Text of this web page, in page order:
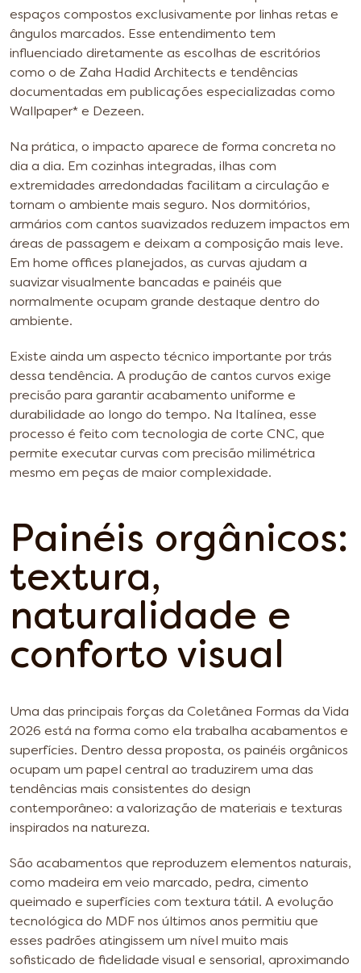
espaços compostos exclusivamente por linhas retas e
ângulos marcados. Esse entendimento tem
influenciado diretamente as escolhas de escritórios
como o de Zaha Hadid Architects e tendências
documentadas em publicações especializadas como
Wallpaper* e Dezeen.
Na prática, o impacto aparece de forma concreta no
dia a dia. Em cozinhas integradas, ilhas com
extremidades arredondadas facilitam a circulação e
tornam o ambiente mais seguro. Nos dormitórios,
armários com cantos suavizados reduzem impactos em
áreas de passagem e deixam a composição mais leve.
Em home offices planejados, as curvas ajudam a
suavizar visualmente bancadas e painéis que
normalmente ocupam grande destaque dentro do
ambiente.
Existe ainda um aspecto técnico importante por trás
dessa tendência. A produção de cantos curvos exige
precisão para garantir acabamento uniforme e
durabilidade ao longo do tempo. Na Italínea, esse
processo é feito com tecnologia de corte CNC, que
permite executar curvas com precisão milimétrica
mesmo em peças de maior complexidade.
Painéis orgânicos:
textura,
naturalidade e
conforto visual
Uma das principais forças da Coletânea Formas da Vida
2026 está na forma como ela trabalha acabamentos e
superfícies. Dentro dessa proposta, os painéis orgânicos
ocupam um papel central ao traduzirem uma das
tendências mais consistentes do design
contemporâneo: a valorização de materiais e texturas
inspirados na natureza.
São acabamentos que reproduzem elementos naturais,
como madeira em veio marcado, pedra, cimento
queimado e superfícies com textura tátil. A evolução
tecnológica do MDF nos últimos anos permitiu que
esses padrões atingissem um nível muito mais
sofisticado de fidelidade visual e sensorial, aproximando